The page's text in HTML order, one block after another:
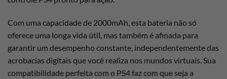
Com uma capacidade de 2000mAh, esta bateria não só
oferece uma longa vida útil, mas também é afinada para
garantir um desempenho constante, independentemente das
acrobacias digitais que você realiza nos mundos virtuais. Sua
compatibilidade perfeita com o PS4 faz com que seja a